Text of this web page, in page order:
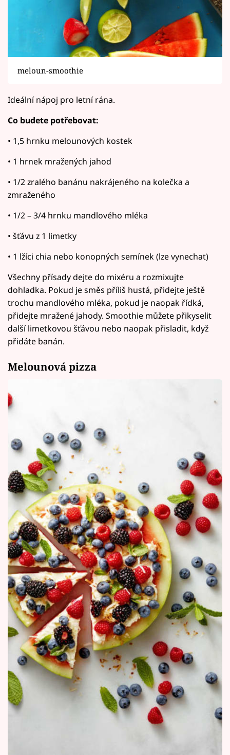
meloun-smoothie
Ideální nápoj pro letní rána.
Co budete potřebovat:
• 1,5 hrnku melounových kostek
• 1 hrnek mražených jahod
• 1/2 zralého banánu nakrájeného na kolečka a
zmraženého
• 1/2 – 3/4 hrnku mandlového mléka
• šťávu z 1 limetky
• 1 lžíci chia nebo konopných semínek (lze vynechat)
Všechny přísady dejte do mixéru a rozmixujte
dohladka. Pokud je směs příliš hustá, přidejte ještě
trochu mandlového mléka, pokud je naopak řídká,
přidejte mražené jahody. Smoothie můžete přikyselit
další limetkovou šťávou nebo naopak přisladit, když
přidáte banán.
Melounová pizza